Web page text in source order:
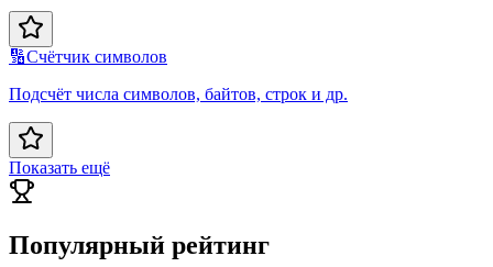
🔢Счётчик символов
Подсчёт числа символов, байтов, строк и др.
Показать ещё
Популярный рейтинг